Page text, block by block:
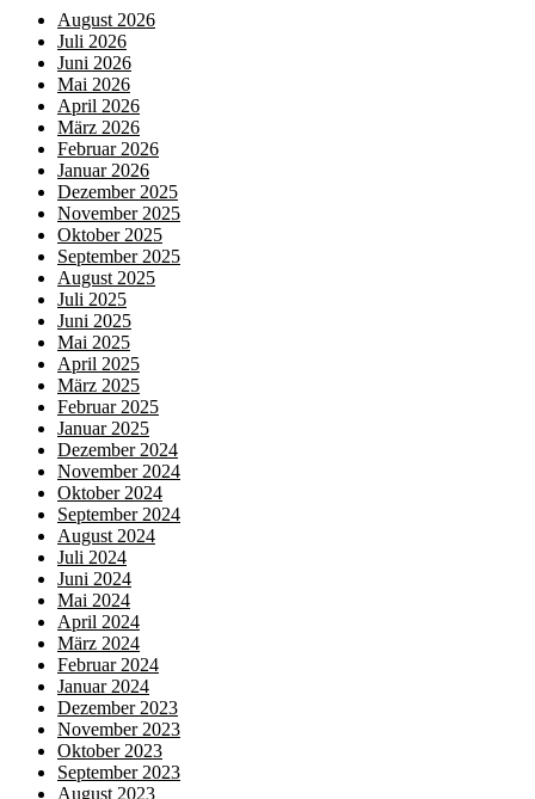
August 2026
Juli 2026
Juni 2026
Mai 2026
April 2026
März 2026
Februar 2026
Januar 2026
Dezember 2025
November 2025
Oktober 2025
September 2025
August 2025
Juli 2025
Juni 2025
Mai 2025
April 2025
März 2025
Februar 2025
Januar 2025
Dezember 2024
November 2024
Oktober 2024
September 2024
August 2024
Juli 2024
Juni 2024
Mai 2024
April 2024
März 2024
Februar 2024
Januar 2024
Dezember 2023
November 2023
Oktober 2023
September 2023
August 2023